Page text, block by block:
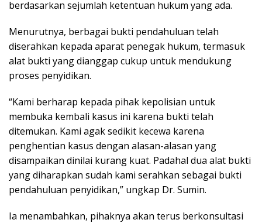
berdasarkan sejumlah ketentuan hukum yang ada.
Menurutnya, berbagai bukti pendahuluan telah
diserahkan kepada aparat penegak hukum, termasuk
alat bukti yang dianggap cukup untuk mendukung
proses penyidikan.
“Kami berharap kepada pihak kepolisian untuk
membuka kembali kasus ini karena bukti telah
ditemukan. Kami agak sedikit kecewa karena
penghentian kasus dengan alasan-alasan yang
disampaikan dinilai kurang kuat. Padahal dua alat bukti
yang diharapkan sudah kami serahkan sebagai bukti
pendahuluan penyidikan,” ungkap Dr. Sumin.
Ia menambahkan, pihaknya akan terus berkonsultasi